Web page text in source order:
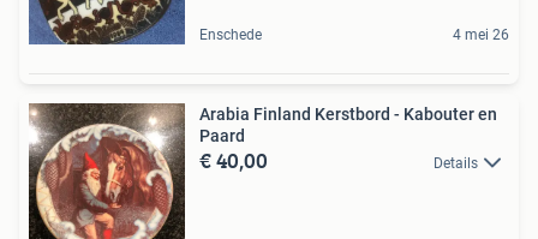
Enschede 4 mei 26
Arabia Finland Kerstbord - Kabouter en
Paard
€ 40,00 Details